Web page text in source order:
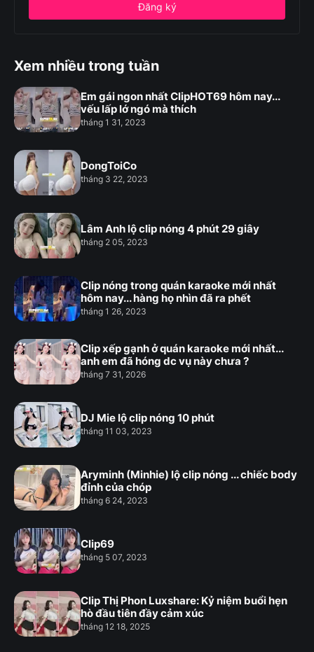
Xem nhiều trong tuần
Em gái ngon nhất ClipHOT69 hôm nay...
vếu lấp lớ ngó mà thích
tháng 1 31, 2023
DongToiCo
tháng 3 22, 2023
Lâm Anh lộ clip nóng 4 phút 29 giây
tháng 2 05, 2023
Clip nóng trong quán karaoke mới nhất
hôm nay... hàng họ nhìn đã ra phết
tháng 1 26, 2023
Clip xếp gạnh ở quán karaoke mới nhất...
anh em đã hóng dc vụ này chưa ?
tháng 7 31, 2026
DJ Mie lộ clip nóng 10 phút
tháng 11 03, 2023
Aryminh (Minhie) lộ clip nóng ... chiếc body
đỉnh của chóp
tháng 6 24, 2023
Clip69
tháng 5 07, 2023
Clip Thị Phon Luxshare: Kỷ niệm buổi hẹn
hò đầu tiên đầy cảm xúc
tháng 12 18, 2025